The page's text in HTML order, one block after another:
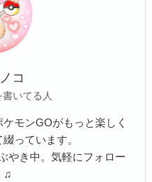
コ
いてる人
モンGOがもっと楽しく
っています。
やき中。気軽にフォロー
♫